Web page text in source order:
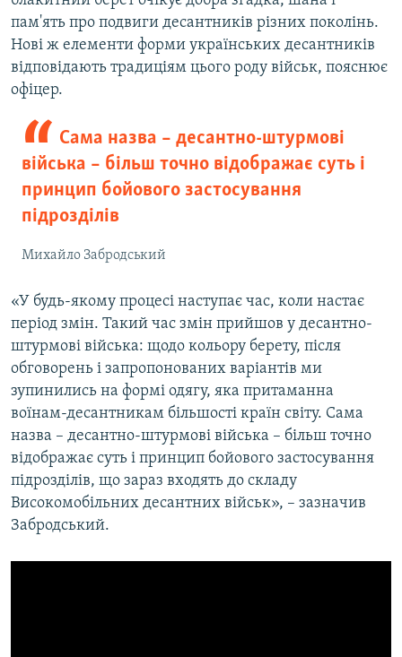
пам'ять про подвиги десантників різних поколінь.
Нові ж елементи форми українських десантників
відповідають традиціям цього роду військ, пояснює
офіцер.
Сама назва – десантно-штурмові
війська – більш точно відображає суть і
принцип бойового застосування
підрозділів
Михайло Забродський
«У будь-якому процесі наступає час, коли настає
період змін. Такий час змін прийшов у десантно-
штурмові війська: щодо кольору берету, після
обговорень і запропонованих варіантів ми
зупинились на формі одягу, яка притаманна
воїнам-десантникам більшості країн світу. Сама
назва – десантно-штурмові війська – більш точно
відображає суть і принцип бойового застосування
підрозділів, що зараз входять до складу
Високомобільних десантних військ», – зазначив
Забродський.